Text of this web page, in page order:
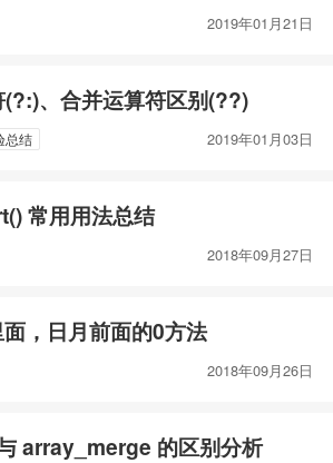
2019年01月21日
、合并运算符区别(??)
总结 2019年01月03日
常用用法总结
2018年09月27日
，日月前面的0方法
2018年09月26日
array_merge 的区别分析